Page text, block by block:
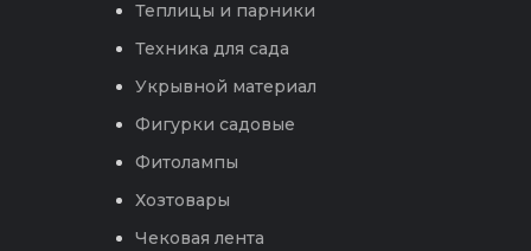
Теплицы и парники
Техника для сада
Укрывной материал
Фигурки садовые
Фитолампы
Хозтовары
Чековая лента